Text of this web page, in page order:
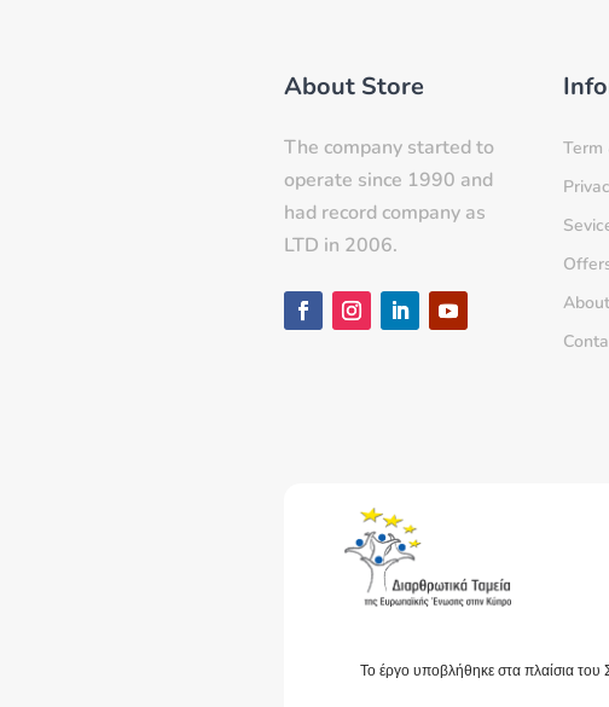
About Store
The company started to
operate since 1990 and
had record company as
LTD in 2006.
Term
Το έργο υποβλήθηκε στα πλαίσια του